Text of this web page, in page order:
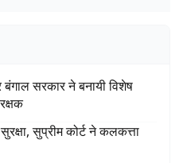
बंगाल सरकार ने बनायी विशेष
सुप्रीम कोर्ट ने कलकत्ता